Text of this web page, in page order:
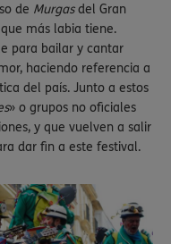
de Murgasdel Gran
más labia tiene.
para bailar y cantar
haciendo referencia a
del país. Junto a estos
» o grupos no oficiales
y que vuelven a salir
dar fin a este festival.